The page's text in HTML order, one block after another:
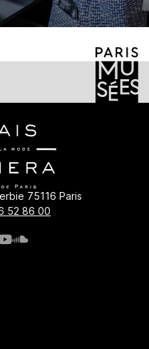
75116 Paris
52 86 00